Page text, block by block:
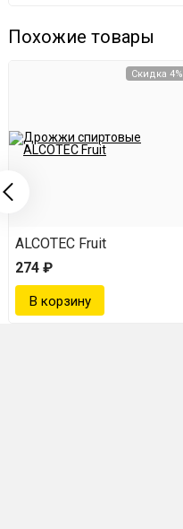
Похожие товары
Скидка 4%
ALCOTEC Fruit
274 ₽